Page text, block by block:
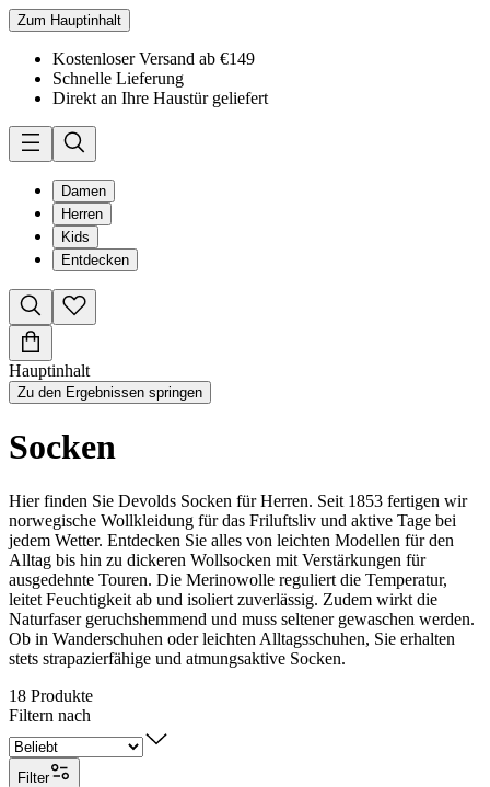
Zum Hauptinhalt
Kostenloser Versand ab €149
Schnelle Lieferung
Direkt an Ihre Haustür geliefert
Damen
Herren
Kids
Entdecken
Hauptinhalt
Zu den Ergebnissen springen
Socken
Hier finden Sie Devolds Socken für Herren. Seit 1853 fertigen wir
norwegische Wollkleidung für das Friluftsliv und aktive Tage bei
jedem Wetter. Entdecken Sie alles von leichten Modellen für den
Alltag bis hin zu dickeren Wollsocken mit Verstärkungen für
ausgedehnte Touren. Die Merinowolle reguliert die Temperatur,
leitet Feuchtigkeit ab und isoliert zuverlässig. Zudem wirkt die
Naturfaser geruchshemmend und muss seltener gewaschen werden.
Ob in Wanderschuhen oder leichten Alltagsschuhen, Sie erhalten
stets strapazierfähige und atmungsaktive Socken.
18 Produkte
Filtern nach
Filter